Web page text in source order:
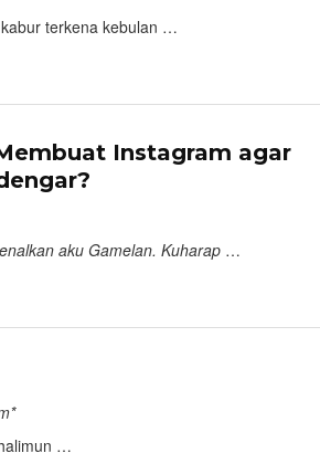
terkena kebulan …
Instagram agar
aku Gamelan. Kuharap …
…